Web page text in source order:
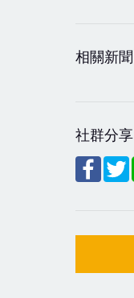
相關新聞
社群分享